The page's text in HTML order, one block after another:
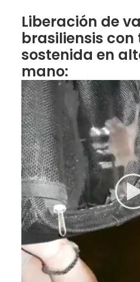
Liberación de
brasiliensis
sostenida en
mano: